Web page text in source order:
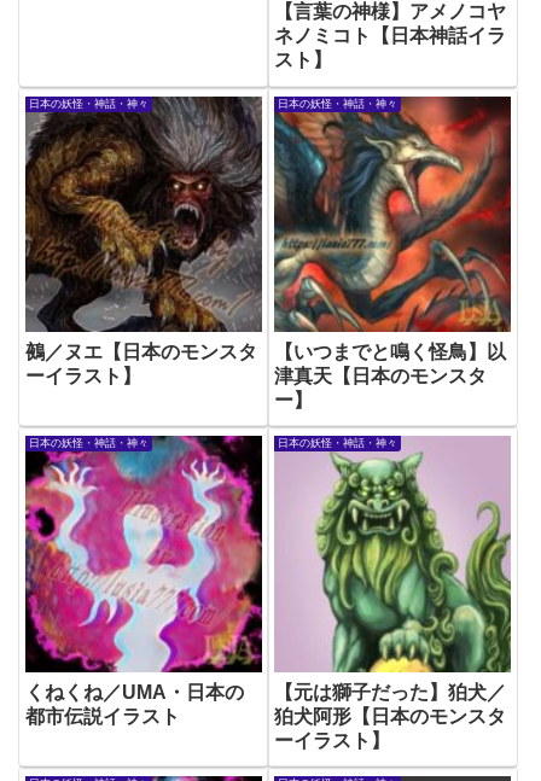
【言葉の神様】アメノコヤ
ネノミコト【日本神話イラ
スト】
日本の妖怪・神話・神々
鵺／ヌエ【日本のモンスタ
ーイラスト】
日本の妖怪・神話・神々
【いつまでと鳴く怪鳥】以
津真天【日本のモンスタ
ー】
日本の妖怪・神話・神々
くねくね／UMA・日本の
都市伝説イラスト
日本の妖怪・神話・神々
【元は獅子だった】狛犬／
狛犬阿形【日本のモンスタ
ーイラスト】